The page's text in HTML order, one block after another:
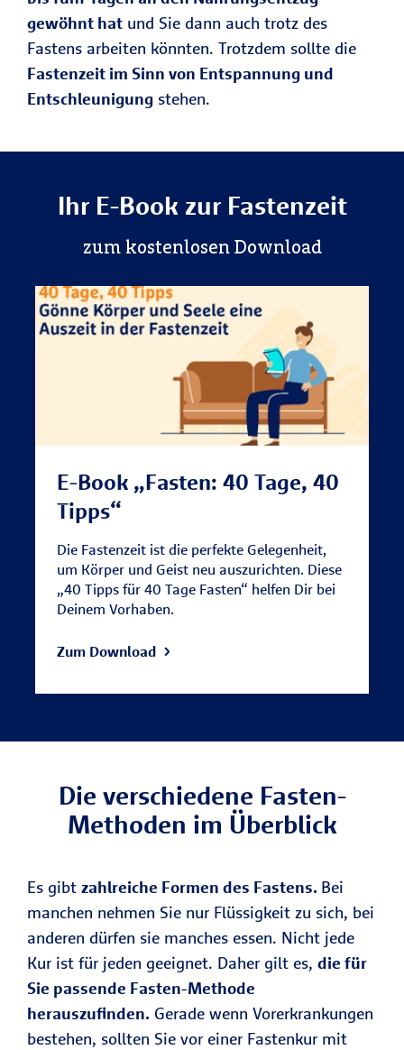
gewöhnt hat und Sie dann auch trotz des
Fastens arbeiten könnten. Trotzdem sollte die
Fastenzeit im Sinn von Entspannung und
Entschleunigung stehen.
Ihr E-Book zur Fastenzeit
zum kostenlosen Download
E-Book „Fasten: 40 Tage, 40
Tipps“
Die Fastenzeit ist die perfekte Gelegenheit,
um Körper und Geist neu auszurichten. Diese
„40 Tipps für 40 Tage Fasten“ helfen Dir bei
Deinem Vorhaben.
Zum Download
Die verschiedene Fasten-
Methoden im Überblick
Es gibt zahlreiche Formen des Fastens. Bei
manchen nehmen Sie nur Flüssigkeit zu sich, bei
anderen dürfen sie manches essen. Nicht jede
Kur ist für jeden geeignet. Daher gilt es, die für
Sie passende Fasten-Methode
herauszufinden. Gerade wenn Vorerkrankungen
bestehen, sollten Sie vor einer Fastenkur mit